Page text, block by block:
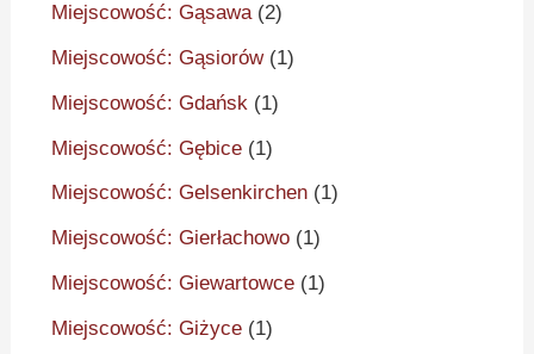
Miejscowość: Gąsawa(2)
Miejscowość: Gąsiorów(1)
Miejscowość: Gdańsk (1)
Miejscowość: Gębice (1)
Miejscowość: Gelsenkirchen (1)
Miejscowość: Gierłachowo (1)
Miejscowość: Giewartowce (1)
Miejscowość: Giżyce (1)